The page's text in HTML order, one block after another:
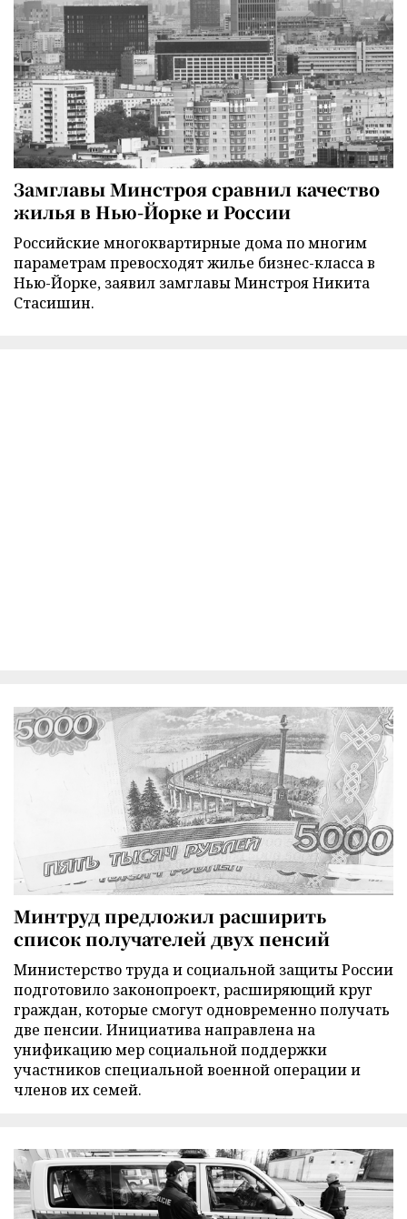
Замглавы Минстроя сравнил качество
жилья в Нью-Йорке и России
Российские многоквартирные дома по многим
параметрам превосходят жилье бизнес-класса в
Нью-Йорке, заявил замглавы Минстроя Никита
Стасишин.
Минтруд предложил расширить
список получателей двух пенсий
Министерство труда и социальной защиты России
подготовило законопроект, расширяющий круг
граждан, которые смогут одновременно получать
две пенсии. Инициатива направлена на
унификацию мер социальной поддержки
участников специальной военной операции и
членов их семей.